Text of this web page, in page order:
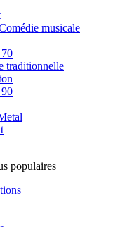
musicale
traditionnelle
populaires